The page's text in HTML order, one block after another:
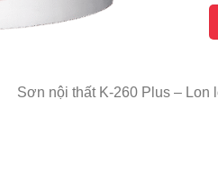
Sơn nội thất K-260 Plus – Lon